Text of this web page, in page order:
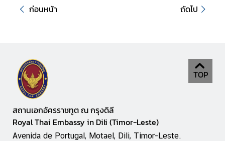
ข้
อ
มู
ล
ติ
ม
ก่อนหน้า ถัดไป
TOP
สถานเอกอัครราชทูต ณ กรุงดิลี
Royal Thai Embassy in Dili (Timor-Leste)
Avenida de Portugal, Motael, Dili, Timor-Leste.